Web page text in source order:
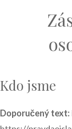
Kdo jsme
Doporučený text: